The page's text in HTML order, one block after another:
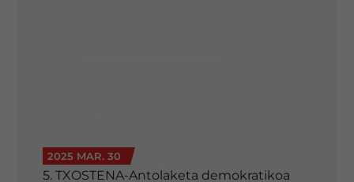
2025 MAR. 30
5. TXOSTENA-Antolaketa demokratikoa